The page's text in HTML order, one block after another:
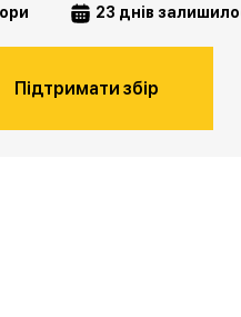
23 днів
Підтримати збір